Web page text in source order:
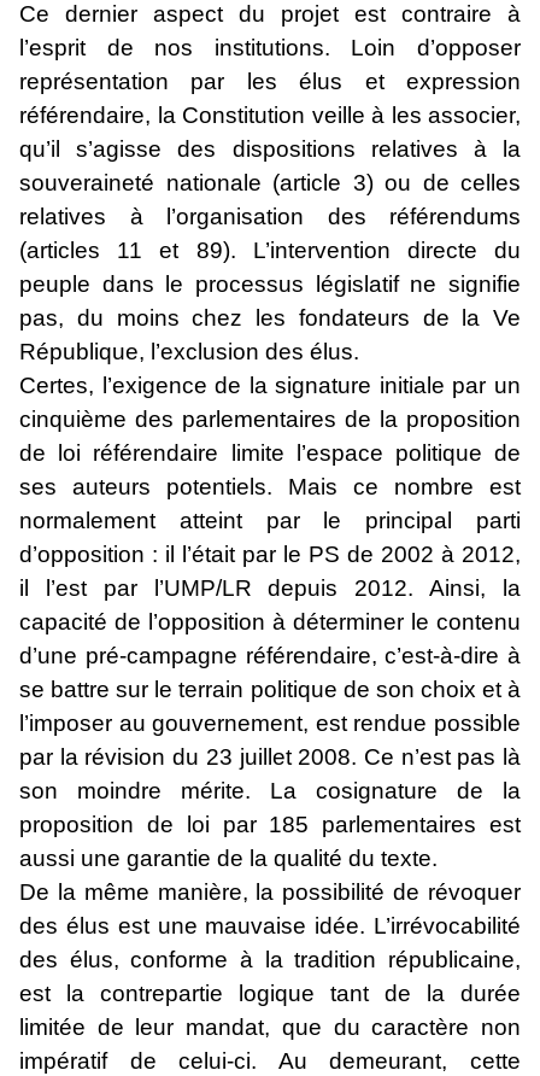
Ce dernier aspect du projet est contraire à
l’esprit de nos institutions. Loin d’opposer
représentation par les élus et expression
référendaire, la Constitution veille à les associer,
qu’il s’agisse des dispositions relatives à la
souveraineté nationale (article 3) ou de celles
relatives à l’organisation des référendums
(articles 11 et 89). L’intervention directe du
peuple dans le processus législatif ne signifie
pas, du moins chez les fondateurs de la Ve
République, l’exclusion des élus.
Certes, l’exigence de la signature initiale par un
cinquième des parlementaires de la proposition
de loi référendaire limite l’espace politique de
ses auteurs potentiels. Mais ce nombre est
normalement atteint par le principal parti
d’opposition : il l’était par le PS de 2002 à 2012,
il l’est par l’UMP/LR depuis 2012. Ainsi, la
capacité de l’opposition à déterminer le contenu
d’une pré-campagne référendaire, c’est-à-dire à
se battre sur le terrain politique de son choix et à
l’imposer au gouvernement, est rendue possible
par la révision du 23 juillet 2008. Ce n’est pas là
son moindre mérite. La cosignature de la
proposition de loi par 185 parlementaires est
aussi une garantie de la qualité du texte.
De la même manière, la possibilité de révoquer
des élus est une mauvaise idée. L’irrévocabilité
des élus, conforme à la tradition républicaine,
est la contrepartie logique tant de la durée
limitée de leur mandat, que du caractère non
impératif de celui-ci. Au demeurant, cette